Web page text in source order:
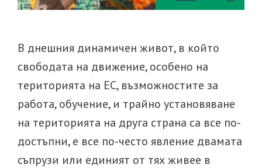
В днешния динамичен живот, в който
свободата на движение, особено на
територията на ЕС, възможностите за
работа, обучение, и трайно установяване
на територията на друга страна са все по-
достъпни, е все по-често явление двамата
съпрузи или единият от тях живее в